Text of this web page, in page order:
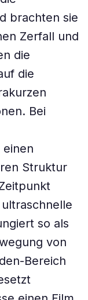
brachten sie
Zerfall und
die
die
Bei
Struktur
so als
von
Bereich